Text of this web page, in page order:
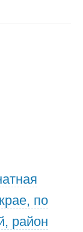
по
район